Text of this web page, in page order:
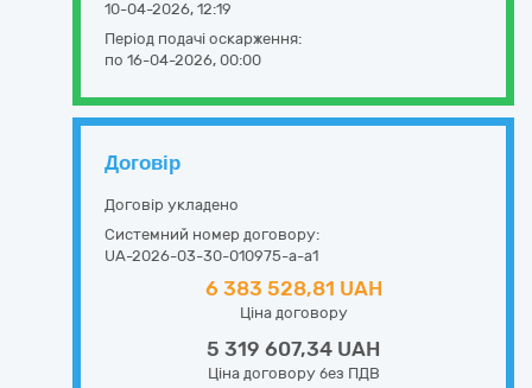
10-04-2026, 12:19
Період подачі оскарження:
по 16-04-2026, 00:00
Договір
Договір укладено
Системний номер договору:
UA-2026-03-30-010975-a-a1
6 383 528,81 UAH
Ціна договору
5 319 607,34 UAH
Ціна договору без ПДВ